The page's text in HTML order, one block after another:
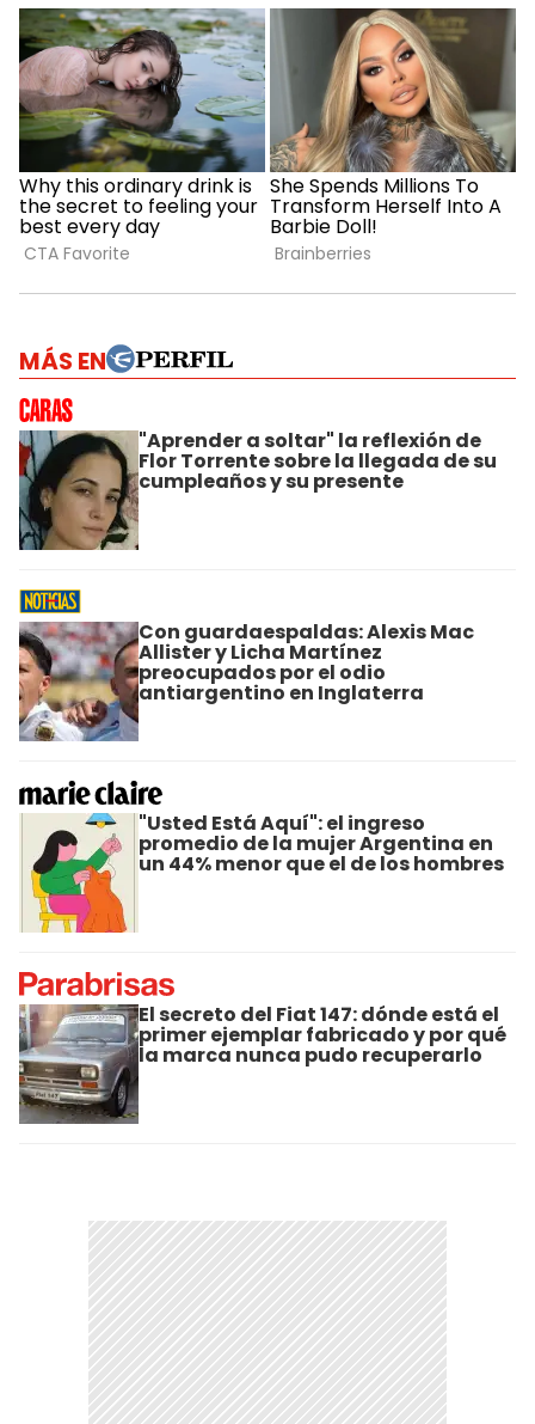
MÁS EN
"Aprender a soltar" la reflexión de
Flor Torrente sobre la llegada de su
cumpleaños y su presente
Con guardaespaldas: Alexis Mac
Allister y Licha Martínez
preocupados por el odio
antiargentino en Inglaterra
"Usted Está Aquí": el ingreso
promedio de la mujer Argentina en
un 44% menor que el de los hombres
El secreto del Fiat 147: dónde está el
primer ejemplar fabricado y por qué
la marca nunca pudo recuperarlo